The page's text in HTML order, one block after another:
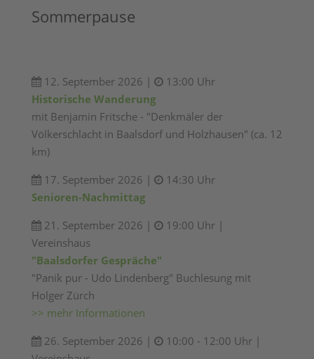
Sommerpause
12. September 2026 |
13:00 Uhr
Historische Wanderung
mit Benjamin Fritsche - "Denkmäler der
Völkerschlacht in Baalsdorf und Holzhausen" (ca. 12
km)
17. September 2026 |
14:30 Uhr
Senioren-Nachmittag
21. September 2026 |
19:00 Uhr |
Vereinshaus
"Baalsdorfer Gespräche"
"Panik pur - Udo Lindenberg" Buchlesung mit
Holger Zürch
>> mehr Informationen
26. September 2026 |
10:00 - 12:00 Uhr |